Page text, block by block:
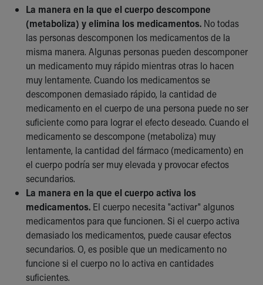
Our Leadership
Quality and Patient Safety
Unity and Engagement
Women's Board
Our History
More childhood, please.™
Cincinnati Children's
Your Visit
MyChart Telehealth Visits
Directions
Doggie Brigade
During Your Visit
Financial Services
Rest Accommodations
Visiting
Gift Shop
Department of Public Safety
Health Info
Health Information
Healthy Info, Healthy Kids
La manera en la que el cuerpo descompone
(metaboliza) y elimina los medicamentos. No todas
las personas descomponen los medicamentos de la
misma manera. Algunas personas pueden descomponer
un medicamento muy rápido mientras otras lo hacen
muy lentamente. Cuando los medicamentos se
descomponen demasiado rápido, la cantidad de
medicamento en el cuerpo de una persona puede no ser
suficiente como para lograr el efecto deseado. Cuando el
medicamento se descompone (metaboliza) muy
lentamente, la cantidad del fármaco (medicamento) en
el cuerpo podría ser muy elevada y provocar efectos
secundarios.
La manera en la que el cuerpo activa los
medicamentos. El cuerpo necesita "activar" algunos
medicamentos para que funcionen. Si el cuerpo activa
demasiado los medicamentos, puede causar efectos
secundarios. O, es posible que un medicamento no
funcione si el cuerpo no lo activa en cantidades
suficientes.